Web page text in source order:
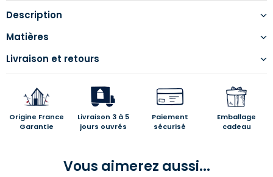
Description
Matières
Livraison et retours
Origine France
Garantie
Livraison 3 à 5
jours ouvrés
Paiement
sécurisé
Emballage
cadeau
Vous aimerez aussi...